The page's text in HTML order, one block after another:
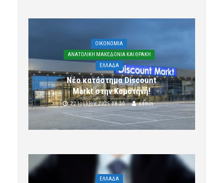
OIKONOMIA
ΑΝΑΤΟΛΙΚΗ ΜΑΚΕΔΟΝΙΑ ΚΑΙ ΘΡΑΚΗ
ΕΛΛΑΔΑ
Νέο κατάστημα Discount
Markt στην Κομοτηνή!
22 Ιουλίου 2025 08:20 admin
ΕΛΛΑΔΑ